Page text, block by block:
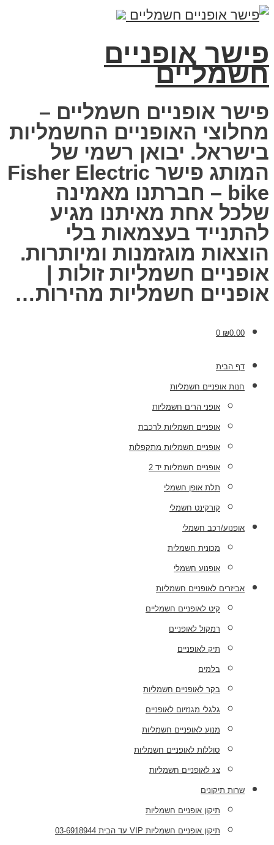
פישר אופניים
חשמליים
פישר אופניים חשמליים –
מחלוצי האופניים החשמליות
בישראל. יבואן רשמי של
המותג פישר Fisher Electric
bike – חברתנו מאמינה
שלכל אחת מאיתנו מגיע
להתנייד בעצמאות בלי
הוצאות מוגזמנות ומיותרות.
אופניים חשמליות זולות |
אופניים חשמליות מהירות…
₪0.00
0
דף הבית
חנות אופניים חשמליות
אופני הרים חשמליות
אופניים חשמליות לרכבת
אופניים חשמליות מתקפלות
אופניים חשמליות יד 2
תלת אופן חשמלי
קורקינט חשמלי
אופנוע/רכב חשמלי
מכונית חשמלית
אופנוע חשמלי
אביזרים לאופניים חשמליות
קיט לאופניים חשמליים
רמקול לאופניים
תיק לאופניים
בלמים
בקר לאופניים חשמליות
גלגלי מגנזיום לאופניים
מנוע לאופניים חשמליות
סוללות לאופניים חשמליות
צג לאופניים חשמליות
שרות תיקונים
תיקון אופניים חשמליות
תיקון אופניים חשמליות VIP עד הבית 03-6918944